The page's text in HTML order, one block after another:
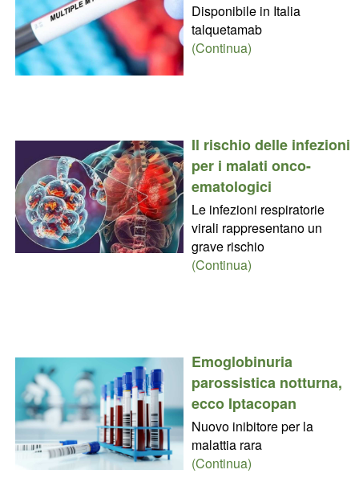
Disponibile in Italia
talquetamab
(Continua)
Il rischio delle infezioni
per i malati onco-
ematologici
Le infezioni respiratorie
virali rappresentano un
grave rischio
(Continua)
Emoglobinuria
parossistica notturna,
ecco Iptacopan
Nuovo inibitore per la
malattia rara
(Continua)